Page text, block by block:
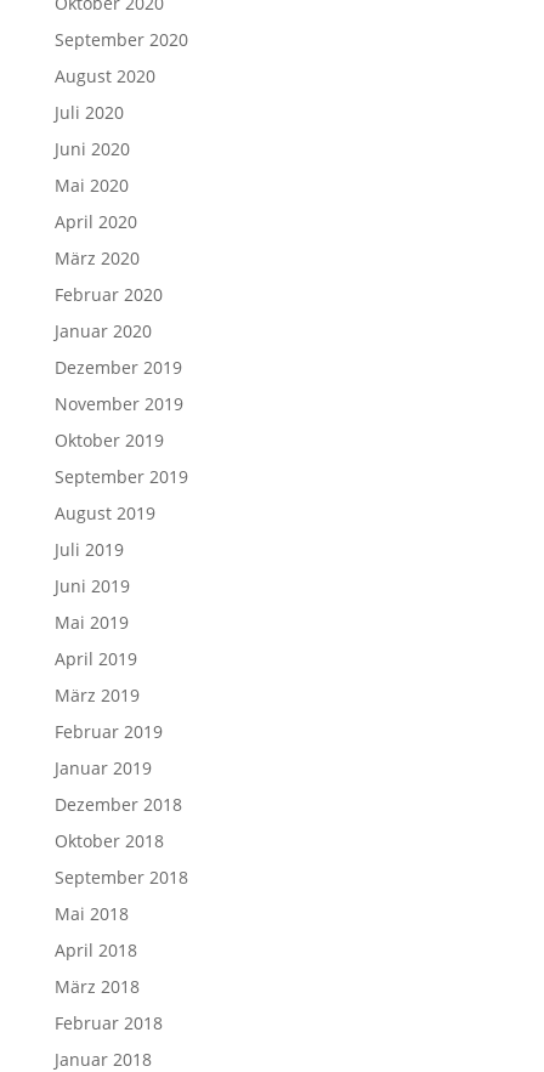
September 2020
August 2020
Juli 2020
Juni 2020
Mai 2020
April 2020
März 2020
Februar 2020
Januar 2020
Dezember 2019
November 2019
Oktober 2019
September 2019
August 2019
Juli 2019
Juni 2019
Mai 2019
April 2019
März 2019
Februar 2019
Januar 2019
Dezember 2018
Oktober 2018
September 2018
Mai 2018
April 2018
März 2018
Februar 2018
Januar 2018